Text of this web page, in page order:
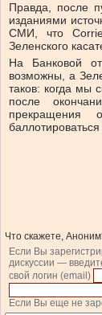
Правда, после
изданиями
СМИ, что
Зеленского
На Банковой
возможны, а
таков: когда мы
после
Что скажете,
Если Вы
дискуссии —
свой логин (email)
Если Вы еще не